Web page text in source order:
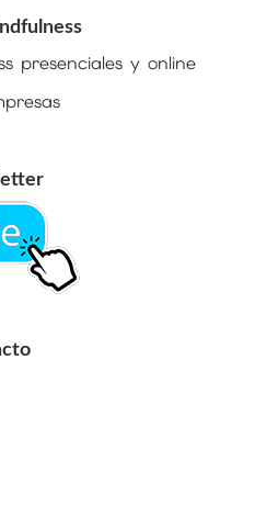
presenciales y online